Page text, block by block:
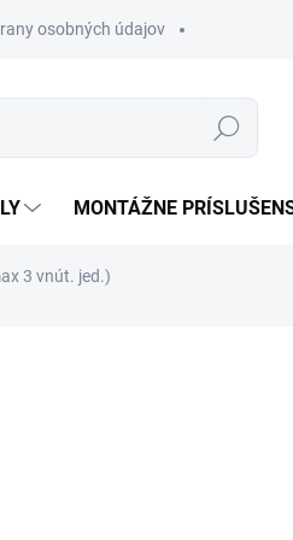
osobných údajov
Hľadať
MONTÁŽNE
3 vnút. jed.)